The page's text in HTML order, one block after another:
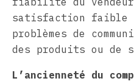
satisfaction faible
problèmes de
des produits ou de
L’ancienneté du